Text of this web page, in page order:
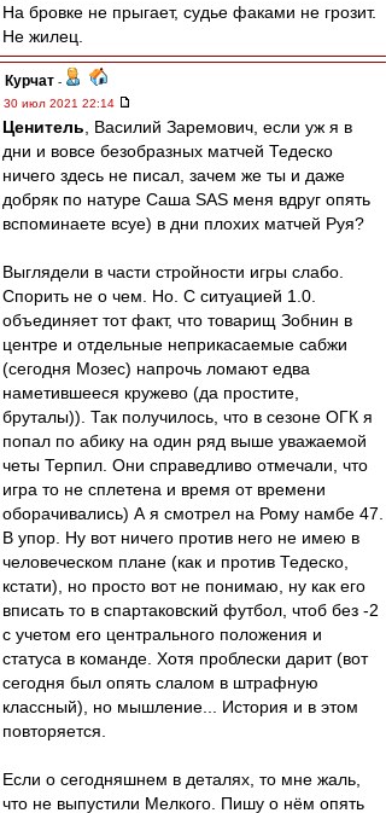
На бровке не прыгает, судье факами не грозит.
Не жилец.
Курчат -
30 июл 2021 22:14
Ценитель , Василий Заремович, если уж я в
дни и вовсе безобразных матчей Тедеско
ничего здесь не писал, зачем же ты и даже
добряк по натуре Саша SAS меня вдруг опять
вспоминаете всуе) в дни плохих матчей Руя?
Выглядели в части стройности игры слабо.
Спорить не о чем. Но. С ситуацией 1.0.
объединяет тот факт, что товарищ Зобнин в
центре и отдельные неприкасаемые сабжи
(сегодня Мозес) напрочь ломают едва
наметившееся кружево (да простите,
бруталы)). Так получилось, что в сезоне ОГК я
попал по абику на один ряд выше уважаемой
четы Терпил. Они справедливо отмечали, что
игра то не сплетена и время от времени
оборачивались) А я смотрел на Рому намбе 47.
В упор. Ну вот ничего против него не имею в
человеческом плане (как и против Тедеско,
кстати), но просто вот не понимаю, ну как его
вписать то в спартаковский футбол, чтоб без -2
с учетом его центрального положения и
статуса в команде. Хотя проблески дарит (вот
сегодня был опять слалом в штрафную
классный), но мышление... История и в этом
повторяется.
Если о сегодняшнем в деталях, то мне жаль,
что не выпустили Мелкого. Пишу о нём опять